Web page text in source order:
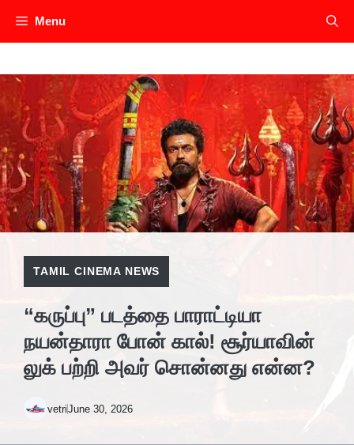
Menu
TAMIL CINEMA NEWS
“கருப்பு” படத்தை பாராட்டியா
நயன்தாரா போன் கால்! சூர்யாவின்
லுக் பற்றி அவர் சொன்னது என்ன?
vetriJune 30, 2026